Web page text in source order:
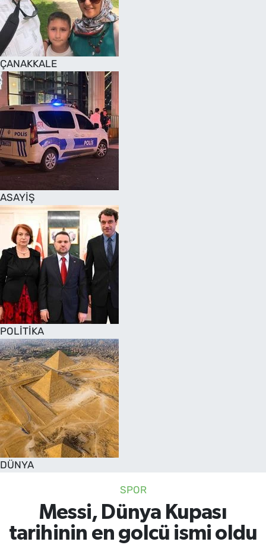
ÇANAKKALE
ASAYİŞ
POLİTİKA
DÜNYA
SPOR
Messi, Dünya Kupası
tarihinin en golcü ismi oldu
SAĞLIK
TV REHBERİ